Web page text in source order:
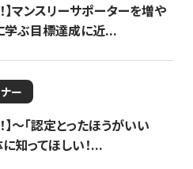
】マンスリーサポーターを増や
学ぶ目標達成に近...
ー
】〜「認定とったほうがいい
知ってほしい！...